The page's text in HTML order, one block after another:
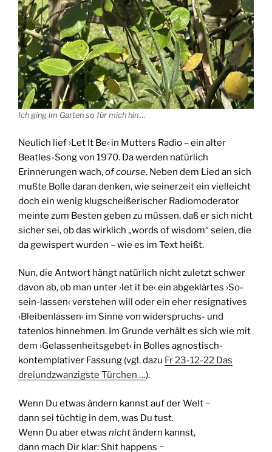
Ich ging im Garten so für mich hin …
Neulich lief ›Let It Be‹ in Mutters Radio – ein alter
Beatles-Song von 1970. Da werden natürlich
Erinnerungen wach,of course. Neben dem Lied an sich
mußte Bolle daran denken, wie seinerzeit ein vielleicht
doch ein wenig klugscheißerischer Radiomoderator
meinte zum Besten geben zu müssen, daß er sich nicht
sicher sei, ob das wirklich „words of wisdom“ seien, die
da gewispert wurden – wie es im Text heißt.
Nun, die Antwort hängt natürlich nicht zuletzt schwer
davon ab, ob man unter ›let it be‹ ein abgeklärtes ›So-
sein-lassen‹ verstehen will oder ein eher resignatives
›Bleibenlassen‹ im Sinne von widerspruchs- und
tatenlos hinnehmen. Im Grunde verhält es sich wie mit
dem ›Gelassenheitsgebet‹ in Bolles agnostisch-
kontemplativer Fassung (vgl. dazu Fr 23-12-22 Das
dreiundzwanzigste Türchen …).
Wenn Du etwas ändern kannst auf der Welt −
dann sei tüchtig in dem, was Du tust.
Wenn Du aber etwas nichtändern kannst,
dann mach Dir klar: Shit happens −